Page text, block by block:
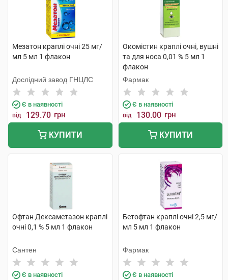
Мезатон краплі очні 25 мг/
мл 5 мл 1 флакон
Дослідний завод ГНЦЛС
Є в наявності
від 129.70 грн
КУПИТИ
Окомістин краплі очні, вушні
та для носа 0,01 % 5 мл 1
флакон
Фармак
Є в наявності
від 130.00 грн
КУПИТИ
Офтан Дексаметазон краплі
очні 0,1 % 5 мл 1 флакон
Сантен
Є в наявності
Бетофтан краплі очні 2,5 мг/
мл 5 мл 1 флакон
Фармак
Є в наявності